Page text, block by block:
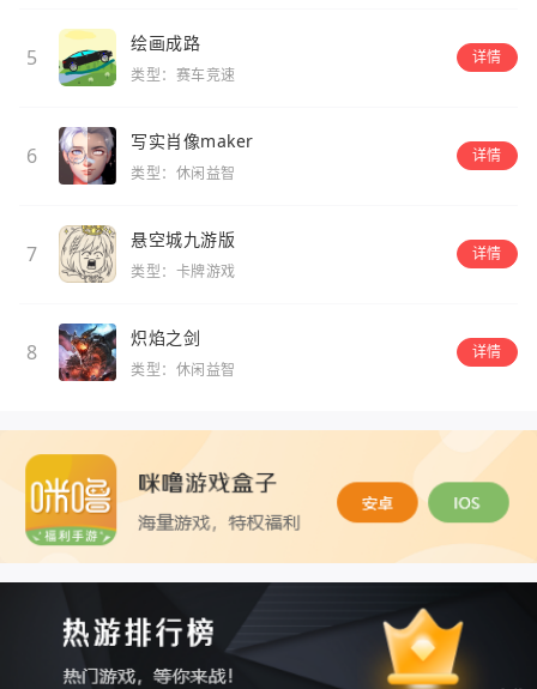
5
绘画成路
类型：赛车竞速
详情
6
写实肖像maker
类型：休闲益智
详情
7
悬空城九游版
类型：卡牌游戏
详情
8
炽焰之剑
类型：休闲益智
详情